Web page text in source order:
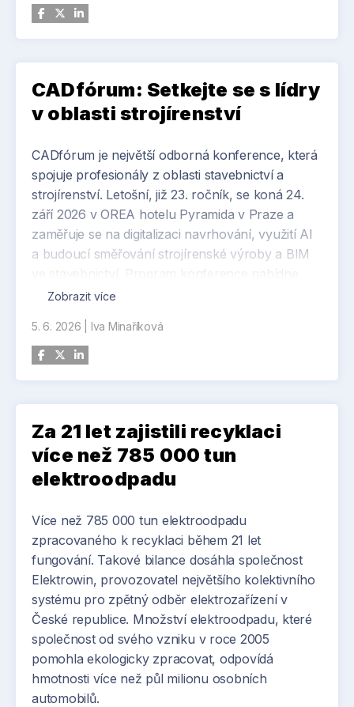
Český železniční průmysl zde ukazuje, že patří
kolejovou dopravu – od moderních vozidel a
jejich komponentů přes zabezpečovací a řídicí
systémy až po technologie pro infrastrukturu,
interiéry, inteligentní elektroniku, zkušebnictví a
servis.
CADfórum: Setkejte se s lídry
v oblasti strojírenství
CADfórum je největší odborná konference, která
spojuje profesionály z oblasti stavebnictví a
strojírenství. Letošní, již 23. ročník, se koná 24.
září 2026 v OREA hotelu Pyramida v Praze a
zaměřuje se na digitalizaci navrhování, využití AI
a budoucí směřování strojírenské výroby a BIM
prezentace úspěšných projektů přímo z praxe,
aktuálním CAD, CAM, BIM a PDM technologiím i
navazující networkingový večerní program.
inspirativních přednášek a praktických
workshopů, které reflektují aktuální výzvy i
příležitosti v oboru. Dozvíte se, jak efektivně
každodenní praxi a posouvat tak projekty i
budou také diskuse o tom, kde všude mohou
pokročilé CAD technologie podpořit další rozvoj
českého průmyslu a stavebnictví. Nebudou
chybět ani novinky ze světa hardwaru a softwaru
či konkrétní ukázky řešení z praxe – od
CAD/CAM/CAE přes PDM až po BIM. Po celou
dobu vám navíc budou k dispozici odborníci z řad
partnerů konference, připraveni sdílet své
zkušenosti i know-how.
Zobrazit více
5. 6. 2026 Iva Minaříková
Za 21 let zajistili recyklaci
více než 785 000 tun
elektroodpadu
Více než 785 000 tun elektroodpadu
zpracovaného k recyklaci během 21 let
fungování. Takové bilance dosáhla společnost
Elektrowin, provozovatel největšího kolektivního
systému pro zpětný odběr elektrozařízení v
České republice. Množství elektroodpadu, které
společnost od svého vzniku v roce 2005
pomohla ekologicky zpracovat, odpovídá
hmotnosti více než půl milionu osobních
automobilů.